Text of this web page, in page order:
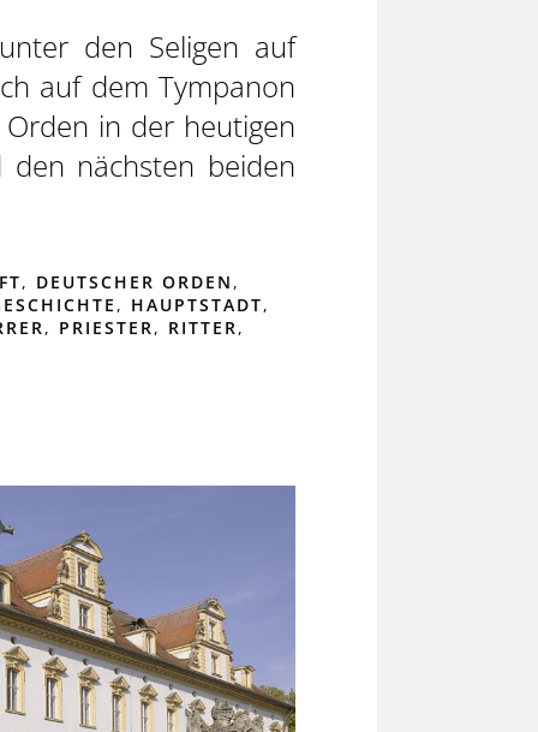
den Seligen auf
auf dem Tympanon
in der heutigen
nächsten beiden
, DEUTSCHER ORDEN ,
, HAUPTSTADT,
, PRIESTER , RITTER ,